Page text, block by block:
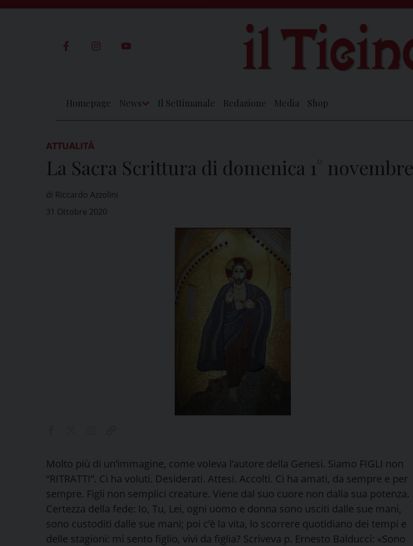
Homepage News Il Settimanale Redazione Media Shop
ATTUALITÀ
La Sacra Scrittura di domenica 1° novembre
di Riccardo Azzolini
31 Ottobre 2020
Molto più di un’immagine, come voleva l’autore della Genesi. Siamo FIGLI non
“RITRATTI”. Ci ha voluti. Desiderati. Attesi. Accolti. Ci ha amati, da sempre e per
sempre. Figli non semplici creature. Viene dal suo cuore non dalla sua potenza.
Certezza della fede: Io, Tu, Lei, ogni uomo e donna sono usciti dalle sue mani,
sono custoditi dalle sue mani; poi c’è la vita, lo scorrere quotidiano dei tempi e
delle stagioni: mi sento figlio, vivi da figlia? Scriveva p. Ernesto Balducci: «Sono